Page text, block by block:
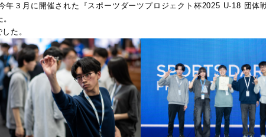
年３月に開催された『スポーツダーツプロジェクト杯2025 U-18 団体
た。